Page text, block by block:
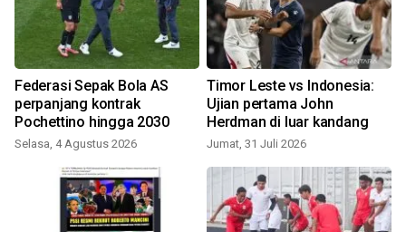
Federasi Sepak Bola AS
perpanjang kontrak
Pochettino hingga 2030
Selasa, 4 Agustus 2026
Timor Leste vs Indonesia:
Ujian pertama John
Herdman di luar kandang
Jumat, 31 Juli 2026